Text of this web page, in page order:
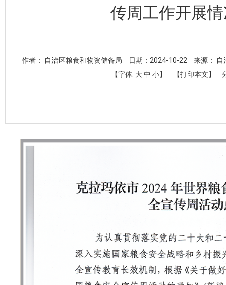
传周工作开展
作者： 自治区粮食和物资储备局 日期：2024-10-22
来源：
【字体: 大 中 小】 【打印本文】